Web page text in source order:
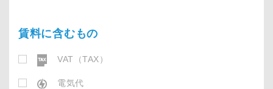
賃料に含むもの
VAT（TAX）
電気代